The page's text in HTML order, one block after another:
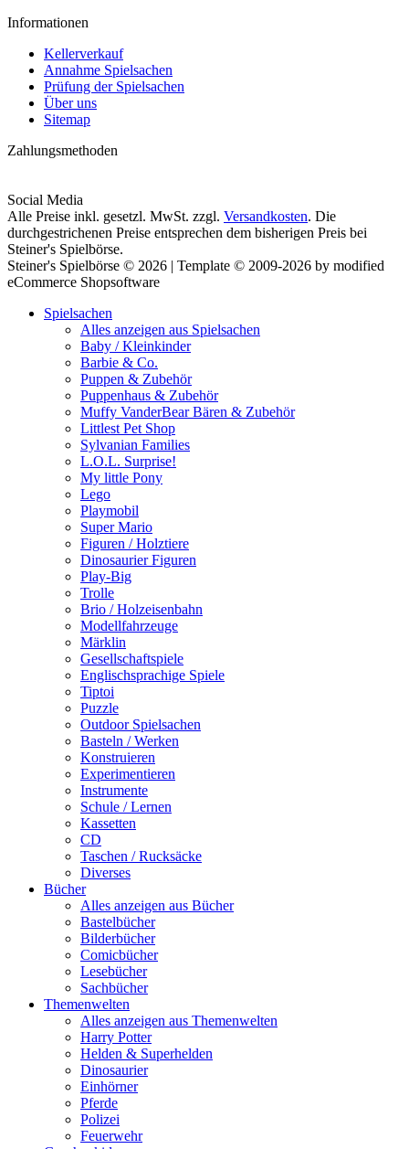
Informationen
Kellerverkauf
Annahme Spielsachen
Prüfung der Spielsachen
Über uns
Sitemap
Zahlungsmethoden
Social Media
Alle Preise inkl. gesetzl. MwSt. zzgl. Versandkosten. Die
durchgestrichenen Preise entsprechen dem bisherigen Preis bei
Steiner's Spielbörse.
Steiner's Spielbörse © 2026 | Template © 2009-2026 by modified
eCommerce Shopsoftware
Spielsachen
Alles anzeigen aus Spielsachen
Baby / Kleinkinder
Barbie & Co.
Puppen & Zubehör
Puppenhaus & Zubehör
Muffy VanderBear Bären & Zubehör
Littlest Pet Shop
Sylvanian Families
L.O.L. Surprise!
My little Pony
Lego
Playmobil
Super Mario
Figuren / Holztiere
Dinosaurier Figuren
Play-Big
Trolle
Brio / Holzeisenbahn
Modellfahrzeuge
Märklin
Gesellschaftspiele
Englischsprachige Spiele
Tiptoi
Puzzle
Outdoor Spielsachen
Basteln / Werken
Konstruieren
Experimentieren
Instrumente
Schule / Lernen
Kassetten
CD
Taschen / Rucksäcke
Diverses
Bücher
Alles anzeigen aus Bücher
Bastelbücher
Bilderbücher
Comicbücher
Lesebücher
Sachbücher
Themenwelten
Alles anzeigen aus Themenwelten
Harry Potter
Helden & Superhelden
Dinosaurier
Einhörner
Pferde
Polizei
Feuerwehr